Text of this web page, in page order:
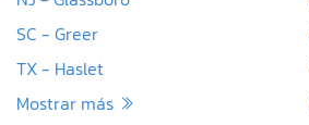
SC - Greer
TX - Haslet
Mostrar más